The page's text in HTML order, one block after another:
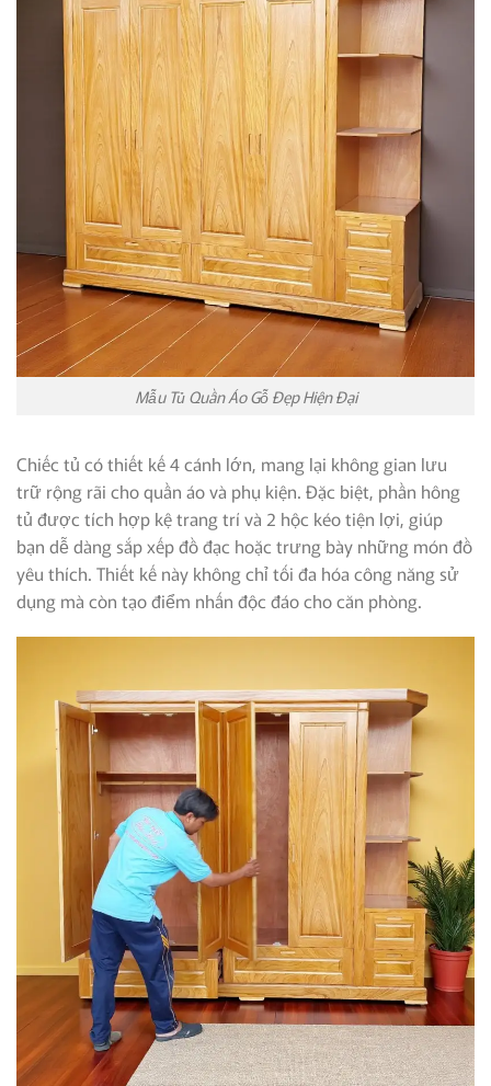
Mẫu Tủ Quần Áo Gỗ Đẹp Hiện Đại
Chiếc tủ có thiết kế 4 cánh lớn, mang lại không gian lưu
trữ rộng rãi cho quần áo và phụ kiện. Đặc biệt, phần hông
tủ được tích hợp kệ trang trí và 2 hộc kéo tiện lợi, giúp
bạn dễ dàng sắp xếp đồ đạc hoặc trưng bày những món đồ
yêu thích. Thiết kế này không chỉ tối đa hóa công năng sử
dụng mà còn tạo điểm nhấn độc đáo cho căn phòng.